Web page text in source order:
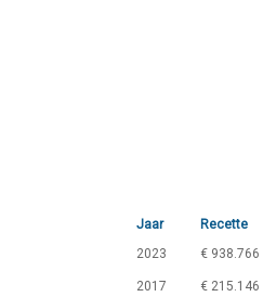
Jaar Recette
2023 € 938.766
2017 € 215.146